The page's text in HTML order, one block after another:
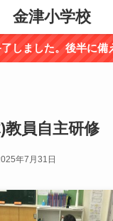
金津小学校
した。後半に備えて
教員自主研修
年7月31日